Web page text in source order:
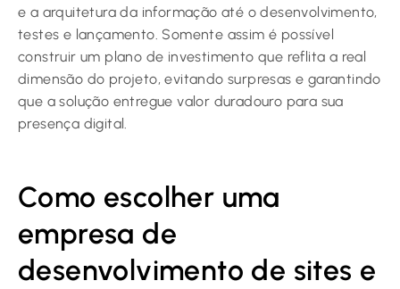
e a arquitetura da informação até o desenvolvimento,
testes e lançamento. Somente assim é possível
construir um plano de investimento que reflita a real
dimensão do projeto, evitando surpresas e garantindo
que a solução entregue valor duradouro para sua
presença digital.
Como escolher uma
empresa de
desenvolvimento de sites e